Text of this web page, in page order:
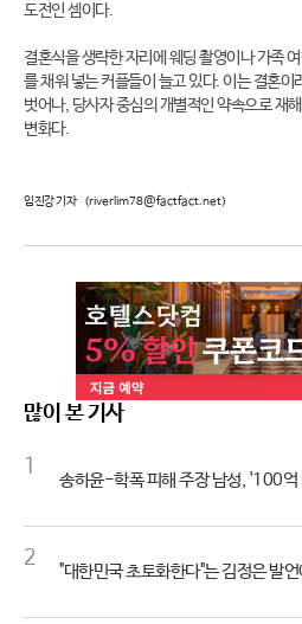
도전인 셈이다.
결혼식을 생략한 자리에 웨딩 촬영이나 가족
를 채워 넣는 커플들이 늘고 있다. 이는 결혼이
벗어나, 당사자 중심의 개별적인 약속으로 재
변화다.
임진강 기자 (riverlim78@factfact.net)
많이 본 기사
1
송하윤-학폭 피해 주장 남성, '100억
2
"대한민국 초토화한다"는 김정은 발